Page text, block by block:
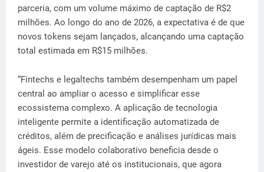
parceria, com um volume máximo de captação de R$2
milhões. Ao longo do ano de 2026, a expectativa é de que
novos tokens sejam lançados, alcançando uma captação
total estimada em R$15 milhões.
“Fintechs e legaltechs também desempenham um papel
central ao ampliar o acesso e simplificar esse
ecossistema complexo. A aplicação de tecnologia
inteligente permite a identificação automatizada de
créditos, além de precificação e análises jurídicas mais
ágeis. Esse modelo colaborativo beneficia desde o
investidor de varejo até os institucionais, que agora